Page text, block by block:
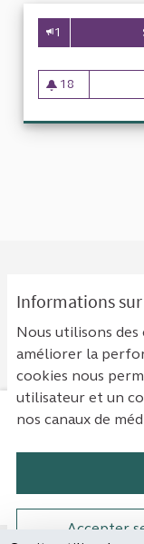
Informations
Nous utilisons
améliorer la
cookies nous
utilisateur et un
nos canaux de
Accepter
1
18
18 abonnés
0